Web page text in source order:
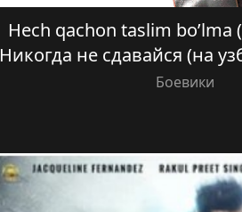
Hech qachon taslim bo’lma
Никогда не сдавайся (на
Боевики